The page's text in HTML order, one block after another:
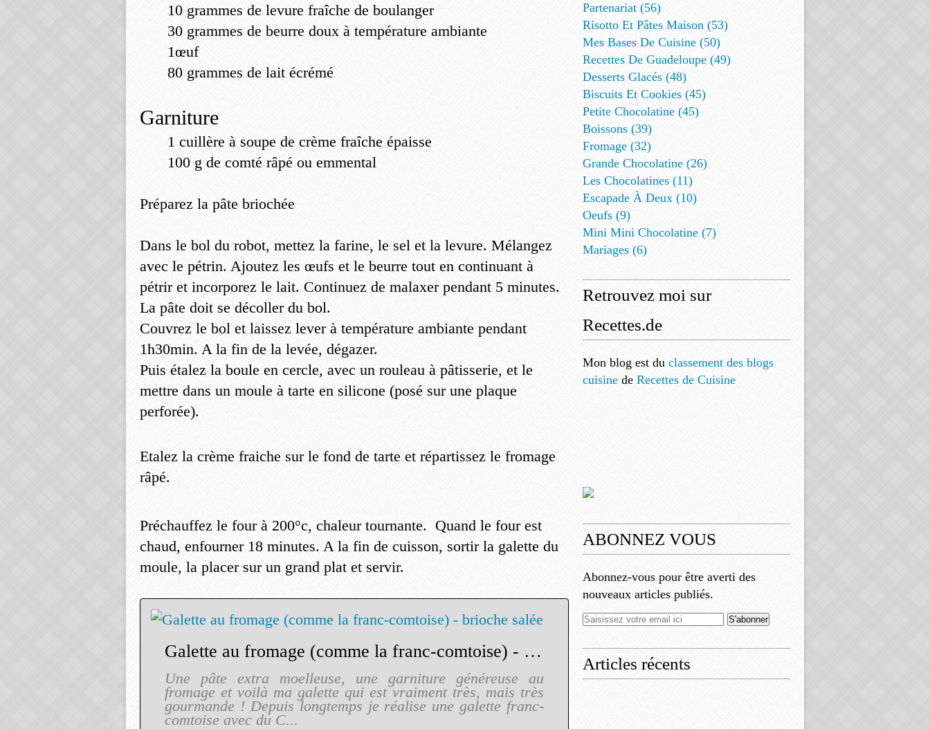
10 grammes de levure fraîche de boulanger
30 grammes de beurre doux à température ambiante
1œuf
80 grammes de lait écrémé
Garniture
1 cuillère à soupe de crème fraîche épaisse
100 g de comté râpé ou emmental
Préparez la pâte briochée
Dans le bol du robot, mettez la farine, le sel et la levure. Mélangez
avec le pétrin. Ajoutez les œufs et le beurre tout en continuant à
pétrir et incorporez le lait. Continuez de malaxer pendant 5 minutes.
La pâte doit se décoller du bol.
Couvrez le bol et laissez lever à température ambiante pendant
1h30min. A la fin de la levée, dégazer.
Puis étalez la boule en cercle, avec un rouleau à pâtisserie, et le
mettre dans un moule à tarte en silicone (posé sur une plaque
perforée).
Etalez la crème fraiche sur le fond de tarte et répartissez le fromage
râpé.
Préchauffez le four à 200°c, chaleur tournante. Quand le four est
chaud, enfourner 18 minutes. A la fin de cuisson, sortir la galette du
moule, la placer sur un grand plat et servir.
Galette au fromage (comme la franc-comtoise) - brioche salée
Une pâte extra moelleuse, une garniture généreuse au
fromage et voilà ma galette qui est vraiment très, mais très
gourmande ! Depuis longtemps je réalise une galette franc-
comtoise avec du C...
Partenariat (56)
Risotto Et Pâtes Maison (53)
Mes Bases De Cuisine (50)
Recettes De Guadeloupe (49)
Desserts Glacés (48)
Biscuits Et Cookies (45)
Petite Chocolatine (45)
Boissons (39)
Fromage (32)
Grande Chocolatine (26)
Les Chocolatines (11)
Escapade À Deux (10)
Oeufs (9)
Mini Mini Chocolatine (7)
Mariages (6)
Retrouvez moi sur
Recettes.de
Mon blog est du classement des blogs
cuisine de Recettes de Cuisine
ABONNEZ VOUS
Abonnez-vous pour être averti des
nouveaux articles publiés.
Articles récents